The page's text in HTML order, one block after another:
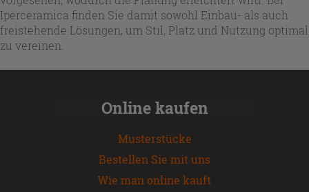
Iperceramica finden Sie damit sowohl Einbau- als auch
freistehende Lösungen, um Stil, Platz und Nutzung optimal
zu vereinen.
Online kaufen
Musterstücke
Bestellen Sie mit uns
Wie man online kauft